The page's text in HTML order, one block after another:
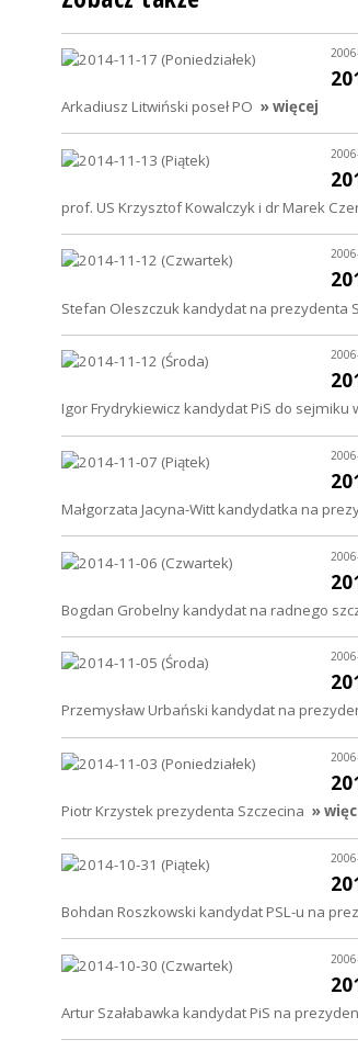
Arkadiusz Litwiński poseł PO » więcej
prof. US Krzysztof Kowalczyk i dr Marek
Stefan Oleszczuk kandydat na prezydenta
Igor Frydrykiewicz kandydat PiS do
Małgorzata Jacyna-Witt kandydatka na
Bogdan Grobelny kandydat na radnego
Przemysław Urbański kandydat na
Piotr Krzystek prezydenta Szczecina »
Bohdan Roszkowski kandydat PSL-u na
Artur Szałabawka kandydat PiS na